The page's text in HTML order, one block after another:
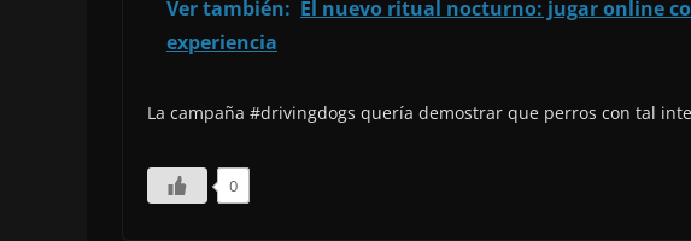
Ver también: El nuevo ritual nocturno: jugar online
experiencia
La campaña #drivingdogs quería demostrar que perros con tal
0